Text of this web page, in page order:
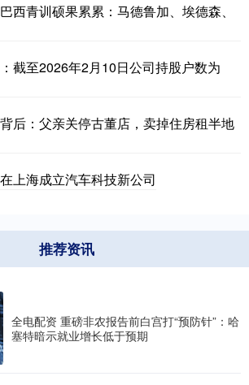
西青训硕果累累：马德鲁加、埃德森、
截至2026年2月10日公司持股户数为
后：父亲关停古董店，卖掉住房租半地
上海成立汽车科技新公司
推荐资讯
全电配资 重磅非农报告前白宫打“预防针”：哈
塞特暗示就业增长低于预期